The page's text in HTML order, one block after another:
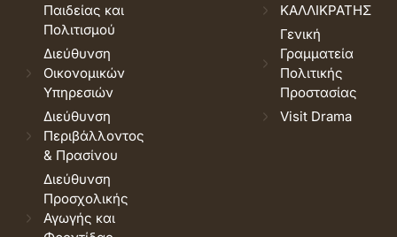
Παιδείας και
Πολιτισμού
Διεύθυνση
Οικονομικών
Υπηρεσιών
Διεύθυνση
Περιβάλλοντος
& Πρασίνου
Διεύθυνση
Προσχολικής
Αγωγής και
ΚΑΛΛΙΚΡΑΤΗΣ
Γενική
Γραμματεία
Πολιτικής
Προστασίας
Visit Drama